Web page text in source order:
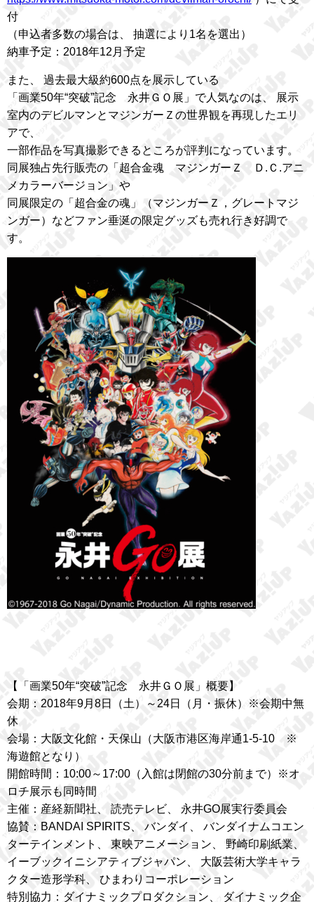
付
（申込者多数の場合は、 抽選により1名を選出）
納車予定：2018年12月予定
また、 過去最大級約600点を展示している
「画業50年“突破”記念 永井ＧＯ展」で人気なのは、 展示
室内のデビルマンとマジンガーＺの世界観を再現したエリ
アで、
一部作品を写真撮影できるところが評判になっています。
同展独占先行販売の「超合金魂 マジンガーＺ Ｄ.Ｃ.アニ
メカラーバージョン」や
同展限定の「超合金の魂」（マジンガーＺ，グレートマジ
ンガー）などファン垂涎の限定グッズも売れ行き好調で
す。
【「画業50年“突破”記念 永井ＧＯ展」概要】
会期：2018年9月8日（土）～24日（月・振休）※会期中無
休
会場：大阪文化館・天保山（大阪市港区海岸通1-5-10 ※
海遊館となり）
開館時間：10:00～17:00（入館は閉館の30分前まで）※オ
ロチ展示も同時間
主催：産経新聞社、 読売テレビ、 永井GO展実行委員会
協賛：BANDAI SPIRITS、 バンダイ、 バンダイナムコエン
ターテインメント、 東映アニメーション、 野崎印刷紙業、
イーブックイニシアティブジャパン、 大阪芸術大学キャラ
クター造形学科、 ひまわりコーポレーション
特別協力：ダイナミックプロダクション、 ダイナミック企